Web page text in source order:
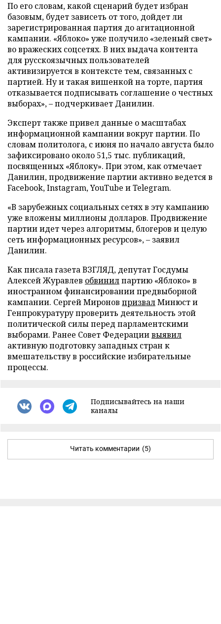
По его словам, какой сценарий будет избран
базовым, будет зависеть от того, дойдет ли
зарегистрированная партия до агитационной
кампании. «Яблоко» уже получило «зеленый свет»
во вражеских соцсетях. В них выдача контента
для русскоязычных пользователей
активизируется в контексте тем, связанных с
партией. Ну и такая вишенкой на торте, партия
отказывается подписывать соглашение о честных
выборах», – подчеркивает Данилин.
Эксперт также привел данные о масштабах
информационной кампании вокруг партии. По
словам политолога, с июня по начало августа было
зафиксировано около 51,5 тыс. публикаций,
посвященных «Яблоку». При этом, как отмечает
Данилин, продвижение партии активно ведется в
Facebook, Instagram, YouTube и Telegram.
«В зарубежных социальных сетях в эту кампанию
уже вложены миллионы долларов. Продвижение
партии идет через алгоритмы, блогеров и целую
сеть информационных ресурсов», – заявил
Данилин.
Как писала газета ВЗГЛЯД, депутат Госдумы
Алексей Журавлев обвинилпартию «Яблоко» в
иностранном финансировании предвыборной
кампании. Сергей Миронов призвалМинюст и
Генпрокуратуру проверить деятельность этой
политической силы перед парламентскими
выборами. Ранее Совет Федерациивыявил
активную подготовку западных стран к
вмешательству в российские избирательные
процессы.
Подписывайтесь на наши
каналы
Читать комментарии (5)